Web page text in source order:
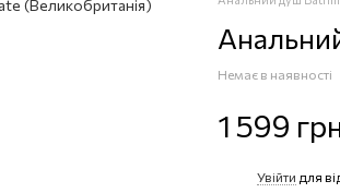
Немає в наявності
1 599
Увійти для